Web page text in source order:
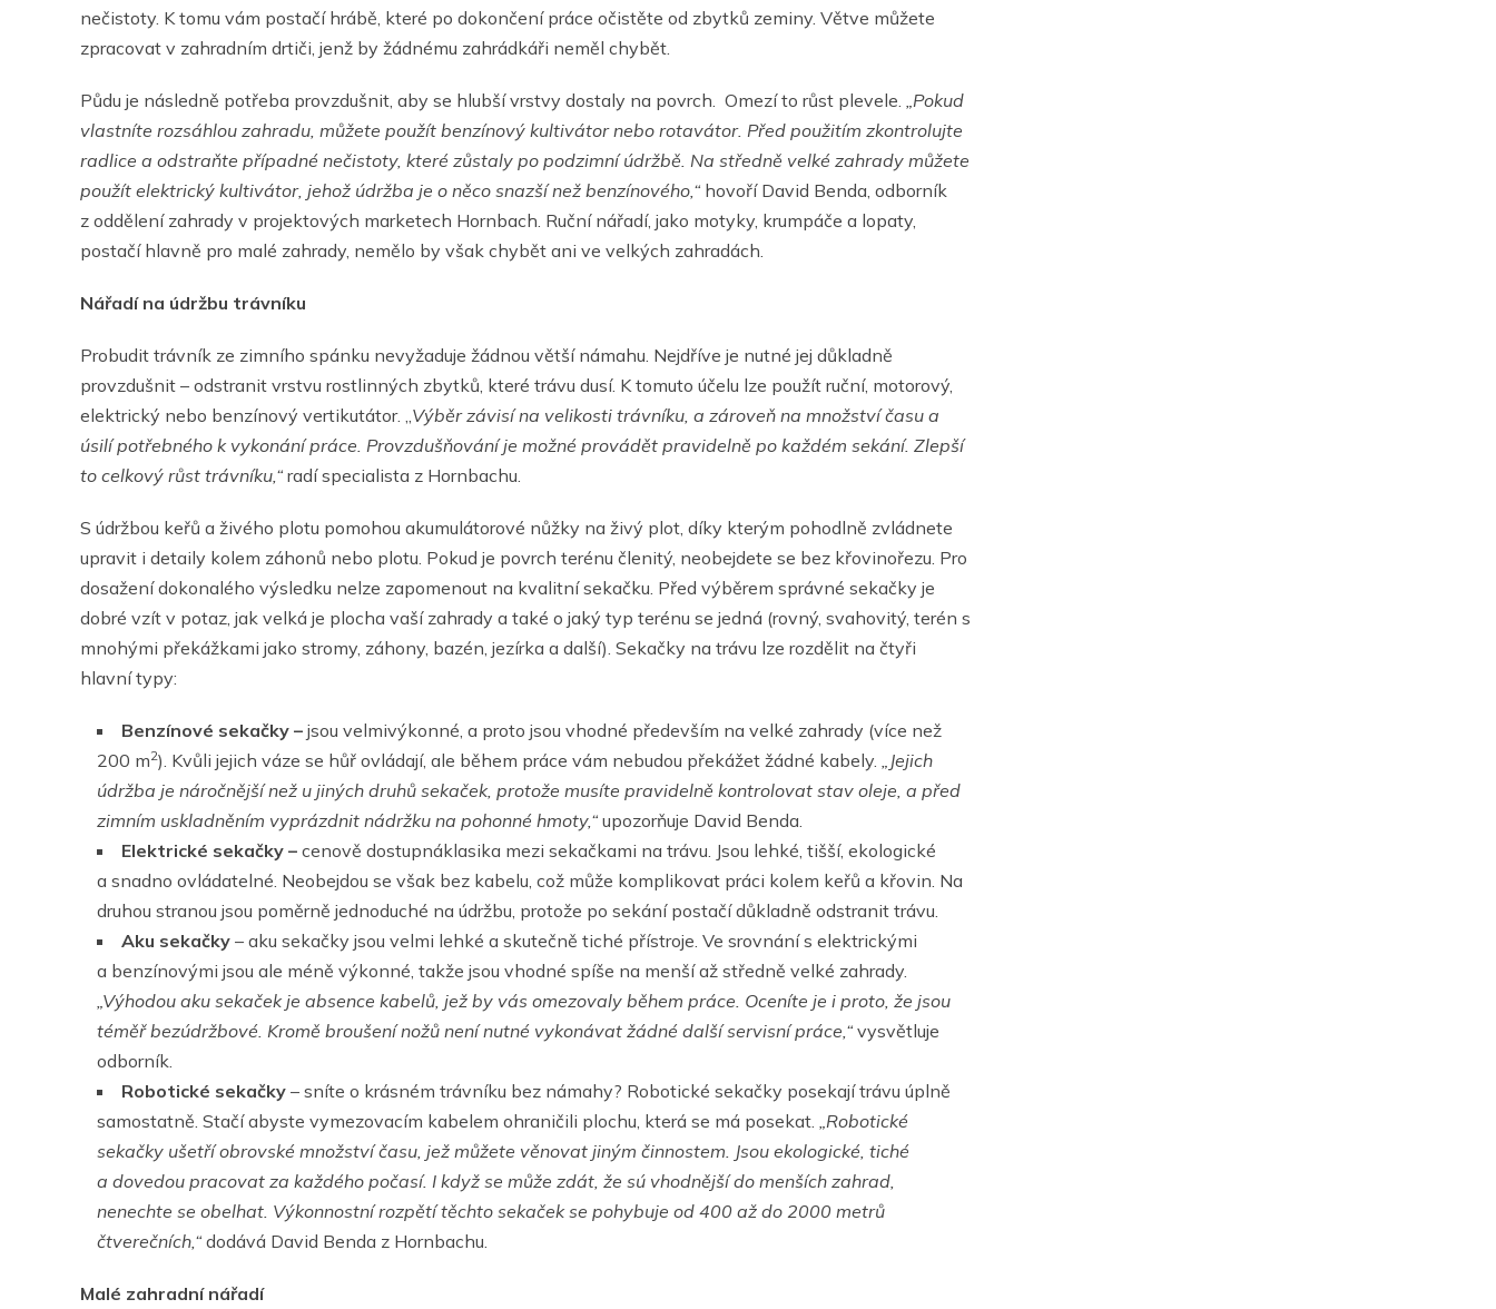
nečistoty. K tomu vám postačí hrábě, které po dokončení práce očistěte od zbytků zeminy. Větve můžete
zpracovat v zahradním drtiči, jenž by žádnému zahrádkáři neměl chybět.
Půdu je následně potřeba provzdušnit, aby se hlubší vrstvy dostaly na povrch. Omezí to růst plevele.
„Pokud
vlastníte rozsáhlou zahradu, můžete použít benzínový kultivátor nebo rotavátor. Před použitím zkontrolujte
radlice a odstraňte případné nečistoty, které zůstaly po podzimní údržbě. Na středně velké zahrady můžete
použít elektrický kultivátor, jehož údržba je o něco snazší než benzínového,“ hovoří David Benda, odborník
z oddělení zahrady v projektových marketech Hornbach. Ruční nářadí, jako motyky, krumpáče a lopaty,
postačí hlavně pro malé zahrady, nemělo by však chybět ani ve velkých zahradách.
Nářadí na údržbu trávníku
Probudit trávník ze zimního spánku nevyžaduje žádnou větší námahu. Nejdříve je nutné jej důkladně
provzdušnit – odstranit vrstvu rostlinných zbytků, které trávu dusí. K tomuto účelu lze použít ruční, motorový,
elektrický nebo benzínový vertikutátor. „ Výběr závisí na velikosti trávníku, a zároveň na množství času a
úsilí potřebného k vykonání práce. Provzdušňování je možné provádět pravidelně po každém sekání. Zlepší
to celkový růst trávníku,“ radí specialista z Hornbachu.
S údržbou keřů a živého plotu pomohou akumulátorové nůžky na živý plot, díky kterým pohodlně zvládnete
upravit i detaily kolem záhonů nebo plotu. Pokud je povrch terénu členitý, neobejdete se bez křovinořezu. Pro
dosažení dokonalého výsledku nelze zapomenout na kvalitní sekačku. Před výběrem správné sekačky je
dobré vzít v potaz, jak velká je plocha vaší zahrady a také o jaký typ terénu se jedná (rovný, svahovitý, terén s
mnohými překážkami jako stromy, záhony, bazén, jezírka a další). Sekačky na trávu lze rozdělit na čtyři
hlavní typy:
Benzínové sekačky – jsou velmivýkonné, a proto jsou vhodné především na velké zahrady (více než
200 m2). Kvůli jejich váze se hůř ovládají, ale během práce vám nebudou překážet žádné kabely.
„Jejich
údržba je náročnější než u jiných druhů sekaček, protože musíte pravidelně kontrolovat stav oleje, a před
zimním uskladněním vyprázdnit nádržku na pohonné hmoty,“ upozorňuje David Benda.
Elektrické sekačky – cenově dostupnáklasika mezi sekačkami na trávu. Jsou lehké, tišší, ekologické
a snadno ovládatelné. Neobejdou se však bez kabelu, což může komplikovat práci kolem keřů a křovin. Na
druhou stranou jsou poměrně jednoduché na údržbu, protože po sekání postačí důkladně odstranit trávu.
Aku sekačky – aku sekačky jsou velmi lehké a skutečně tiché přístroje. Ve srovnání s elektrickými
a benzínovými jsou ale méně výkonné, takže jsou vhodné spíše na menší až středně velké zahrady.
„Výhodou aku sekaček je absence kabelů, jež by vás omezovaly během práce. Oceníte je i proto, že jsou
téměř bezúdržbové. Kromě broušení nožů není nutné vykonávat žádné další servisní práce,“ vysvětluje
odborník.
Robotické sekačky – sníte o krásném trávníku bez námahy? Robotické sekačky posekají trávu úplně
samostatně. Stačí abyste vymezovacím kabelem ohraničili plochu, která se má posekat.
„Robotické
sekačky ušetří obrovské množství času, jež můžete věnovat jiným činnostem. Jsou ekologické, tiché
a dovedou pracovat za každého počasí. I když se může zdát, že sú vhodnější do menších zahrad,
nenechte se obelhat. Výkonnostní rozpětí těchto sekaček se pohybuje od 400 až do 2000 metrů
čtverečních,“ dodává David Benda z Hornbachu.
Malé zahradní nářadí